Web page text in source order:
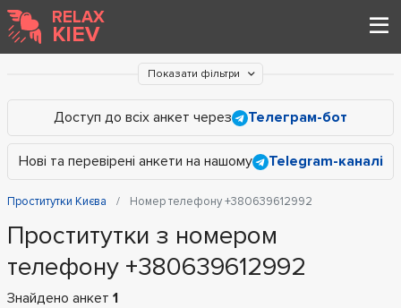
RELAX
KIEV
Показати фільтри
Доступ до всіх анкет через Телеграм-бот
Нові та перевірені анкети на нашому Telegram-каналі
Проститутки Києва Номер телефону +380639612992
Проститутки з номером
телефону +380639612992
Знайдено анкет 1